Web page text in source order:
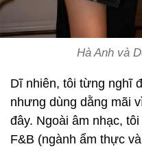
Hà Anh và
Dĩ nhiên, tôi từng nghĩ
nhưng dùng dằng mãi
đây. Ngoài âm nhạc,
F&B (ngành ẩm thực